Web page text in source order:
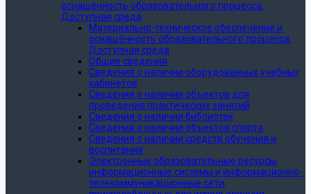
оснащённость образовательного процесса.
Доступная среда
Материально-техническое обеспечение и
оснащённость образовательного процесса.
Доступная среда
Общие сведения
Сведения о наличии оборудованных учебных
кабинетов
Сведения о наличии объектов для
проведения практических занятий
Сведения о наличии библиотек
Сведения о наличии объектов спорта
Сведения о наличии средств обучения и
воспитания
Электронные образовательные ресурсы,
информационные системы и информационно-
телекоммуникационные сети,